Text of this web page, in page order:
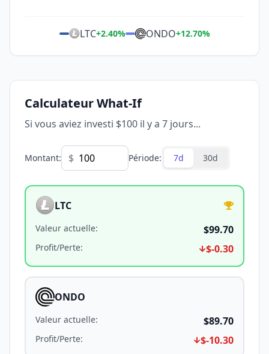
LTC+2.40% ONDO+12.70%
Calculateur What-If
Si vous aviez investi $100 il y a 7 jours...
Montant: $ Période: 7d 30d
LTC
Valeur actuelle: $99.70
Profit/Perte: $-0.30
ONDO
Valeur actuelle: $89.70
Profit/Perte: $-10.30